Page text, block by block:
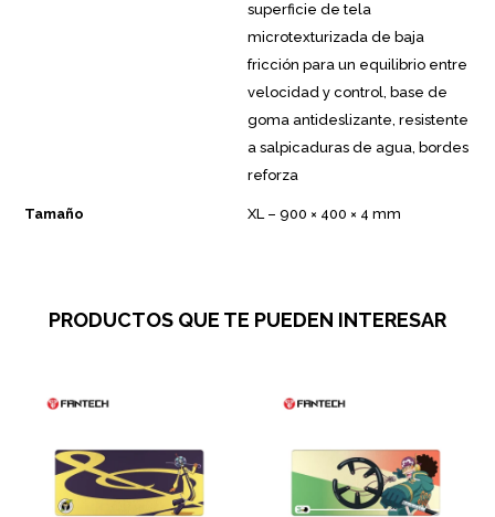
superficie de tela
microtexturizada de baja
fricción para un equilibrio entre
velocidad y control, base de
goma antideslizante, resistente
a salpicaduras de agua, bordes
reforza
Tamaño XL – 900 × 400 × 4 mm
PRODUCTOS QUE TE PUEDEN INTERESAR